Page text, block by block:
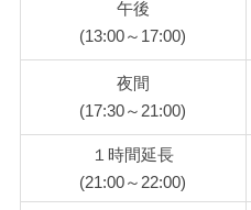
午後
(13:00～17:00)
夜間
(17:30～21:00)
１時間延長
(21:00～22:00)